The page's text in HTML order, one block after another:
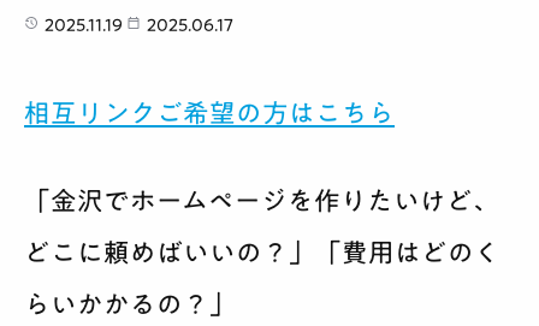
サービス案内
2025.11.19 2025.06.17
相互リンクご希望の方はこちら
「金沢でホームページを作りたいけど、
どこに頼めばいいの？」「費用はどのく
らいかかるの？」